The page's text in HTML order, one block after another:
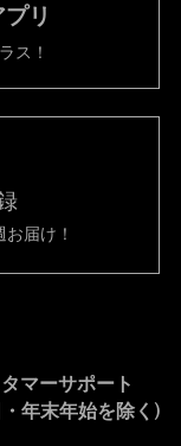
リ
ス！
届け！
マーサポート
年末年始を除く)